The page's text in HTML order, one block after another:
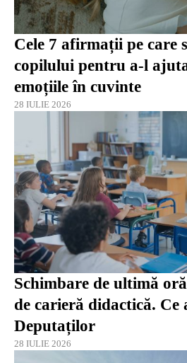
Cele 7 afirmații pe care
copilului pentru a-l
emoțiile în cuvinte
28 IULIE 2026
Schimbare de ultimă
de carieră didactică. Ce
Deputaților
28 IULIE 2026